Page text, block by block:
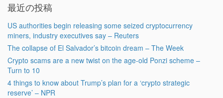
最近の投稿
US authorities begin releasing some seized cryptocurrency
miners, industry executives say – Reuters
The collapse of El Salvador’s bitcoin dream – The Week
Crypto scams are a new twist on the age-old Ponzi scheme –
Turn to 10
4 things to know about Trump’s plan for a ‘crypto strategic
reserve’ – NPR